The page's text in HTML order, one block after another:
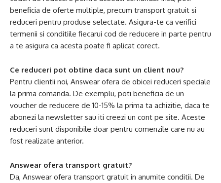
beneficia de oferte multiple, precum transport gratuit si
reduceri pentru produse selectate. Asigura-te ca verifici
termenii si conditiile fiecarui cod de reducere in parte pentru
a te asigura ca acesta poate fi aplicat corect.
Ce reduceri pot obtine daca sunt un client nou?
Pentru clientii noi, Answear ofera de obicei reduceri speciale
la prima comanda. De exemplu, poti beneficia de un
voucher de reducere de 10-15% la prima ta achizitie, daca te
abonezi la newsletter sau iti creezi un cont pe site. Aceste
reduceri sunt disponibile doar pentru comenzile care nu au
fost realizate anterior.
Answear ofera transport gratuit?
Da, Answear ofera transport gratuit in anumite conditii. De